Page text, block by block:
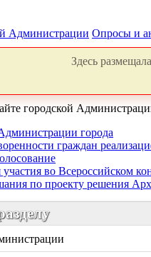
Администрации Опросы и
Здесь
городской
города
граждан
участия во Всероссийском
по проекту решения